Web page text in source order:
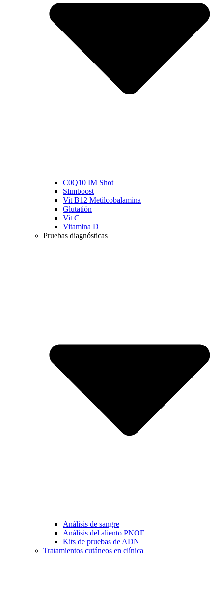
C0Q10 IM Shot
Slimboost
Vit B12 Metilcobalamina
Glutatión
Vit C
Vitamina D
Pruebas diagnósticas
Análisis de sangre
Análisis del aliento PNOE
Kits de pruebas de ADN
Tratamientos cutáneos en clínica